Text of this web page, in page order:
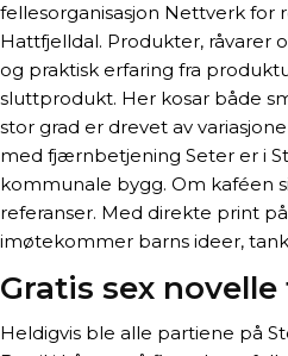
fellesorganisasjon Nettverk for
Hattfjelldal. Produkter, råvarer
og praktisk erfaring fra
sluttprodukt. Her kosar både
stor grad er drevet av
med fjærnbetjening Seter er i
kommunale bygg. Om kaféen
referanser. Med direkte print
imøtekommer barns ideer,
Gratis sex
Heldigvis ble alle partiene på